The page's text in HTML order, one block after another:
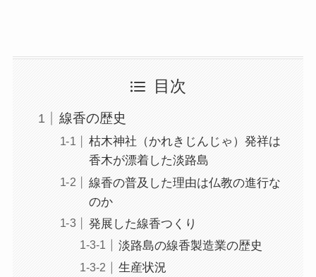
目次
線香の歴史
枯木神社（かれきじんじゃ）発祥は
香木が漂着した淡路島
線香の普及した理由は仏教の進行な
のか
発展した線香つくり
淡路島の線香製造業の歴史
生産状況